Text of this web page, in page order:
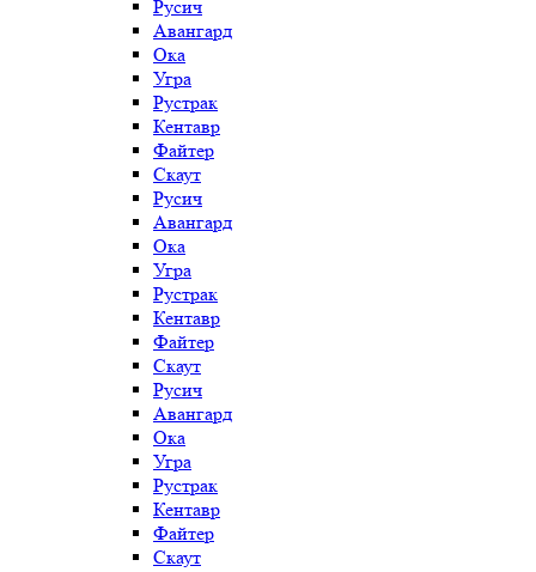
Русич
Авангард
Ока
Угра
Рустрак
Кентавр
Файтер
Скаут
Русич
Авангард
Ока
Угра
Рустрак
Кентавр
Файтер
Скаут
Русич
Авангард
Ока
Угра
Рустрак
Кентавр
Файтер
Скаут